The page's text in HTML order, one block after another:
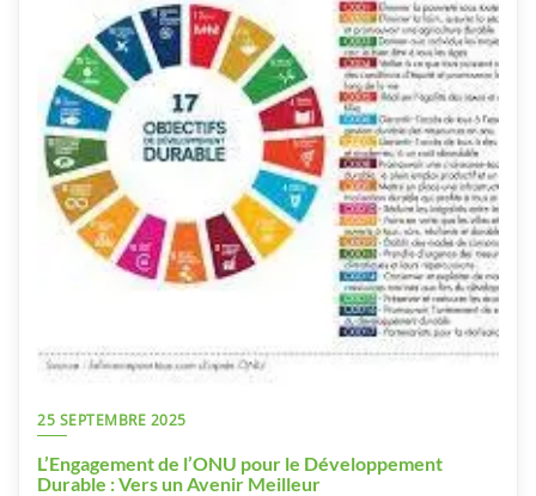
25 SEPTEMBRE 2025
L’Engagement de l’ONU pour le Développement
Durable : Vers un Avenir Meilleur